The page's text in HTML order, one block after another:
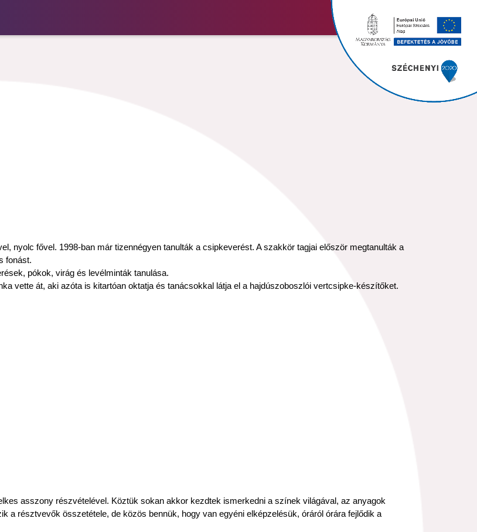
nyolc fővel. 1998-ban már tizennégyen tanulták a csipkeverést. A szakkör tagjai először megtanulták a
fonást.
pókok, virág és levélminták tanulása.
vette át, aki azóta is kitartóan oktatja és tanácsokkal látja el a hajdúszoboszlói vertcsipke-készítőket.
asszony részvételével. Köztük sokan akkor kezdtek ismerkedni a színek világával, az anyagok
a résztvevők összetétele, de közös bennük, hogy van egyéni elképzelésük, óráról órára fejlődik a